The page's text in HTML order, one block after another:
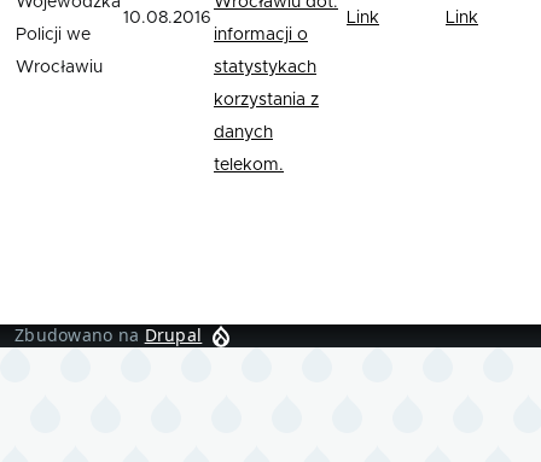
Policji we
Wrocławiu
10.08.2016
informacji o
statystykach
korzystania z
danych
telekom.
Link Link
Zbudowano na Drupal